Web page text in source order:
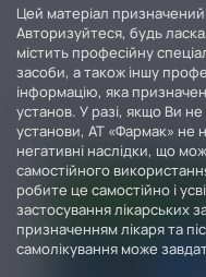
Цей матеріал
Авторизуйтеся, будь
містить професійну
засоби, а також іншу
інформацію, яка
установ. У разі, якщо Ви
установи, АТ «Фармак» не
негативні наслідки, що
самостійного
робите це самостійно і
застосування лікарських
призначенням лікаря та
самолікування може